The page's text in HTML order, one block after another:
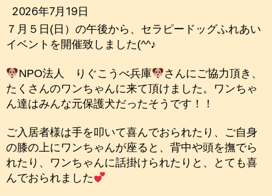
2026年7月19日
７月５日(日）の午後から、セラピードッグふれあい
イベントを開催致しました(^^♪
NPO法人 りぐこうべ兵庫
さんにご協力頂き、
たくさんのワンちゃんに来て頂けました。ワンちゃ
ん達はみんな元保護犬だったそうです！！
ご入居者様は手を叩いて喜んでおられたり、ご自身
の膝の上にワンちゃんが座ると、背中や頭を撫でら
れたり、ワンちゃんに話掛けられたりと、とても喜
んでおられました